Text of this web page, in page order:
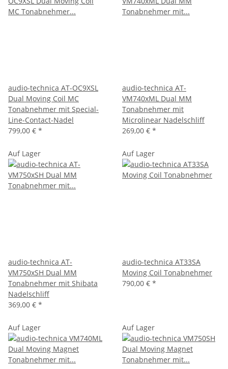
audio-technica AT-OC9XSL
Dual Moving Coil MC
Tonabnehmer mit Special-
Line-Contact-Nadel
799,00 € *
audio-technica AT-
VM740xML Dual MM
Tonabnehmer mit
Microlinear Nadelschliff
269,00 € *
Auf Lager
audio-technica AT-
VM750xSH Dual MM
Tonabnehmer mit Shibata
Nadelschliff
369,00 € *
Auf Lager
audio-technica AT33SA
Moving Coil Tonabnehmer
790,00 € *
Auf Lager Auf Lager